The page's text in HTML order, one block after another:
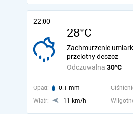
22:00
28°C
Odczuwalna 30°C
Zachmurzenie
przelotny deszcz
Opad: 0.1 mm
Wiatr:
11 km/h